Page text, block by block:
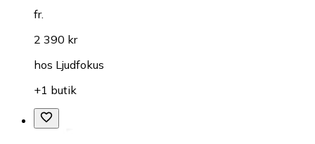
fr.
2 390 kr
hos Ljudfokus
+1 butik